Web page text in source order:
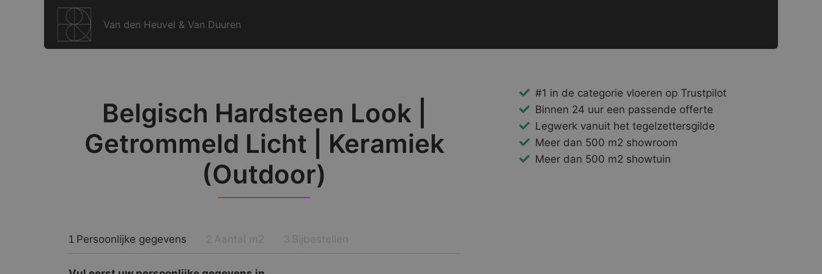
Van den Heuvel & Van Duuren
Belgisch Hardsteen Look |
Getrommeld Licht | Keramiek
(Outdoor)
1 Persoonlijke gegevens
#1 in de categorie vloeren op Trustpilot
Binnen 24 uur een passende offerte
Legwerk vanuit het tegelzettersgilde
Meer dan 500 m2 showroom
Meer dan 500 m2 showtuin